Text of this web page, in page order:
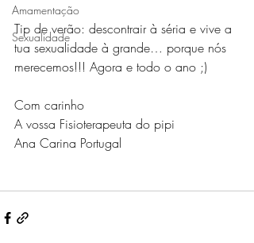
Amamentação
Sexualidade
Tip de verão: descontrair à séria e vive a
tua sexualidade à grande… porque nós
merecemos!!! Agora e todo o ano ;)
Com carinho
A vossa Fisioterapeuta do pipi
Ana Carina Portugal